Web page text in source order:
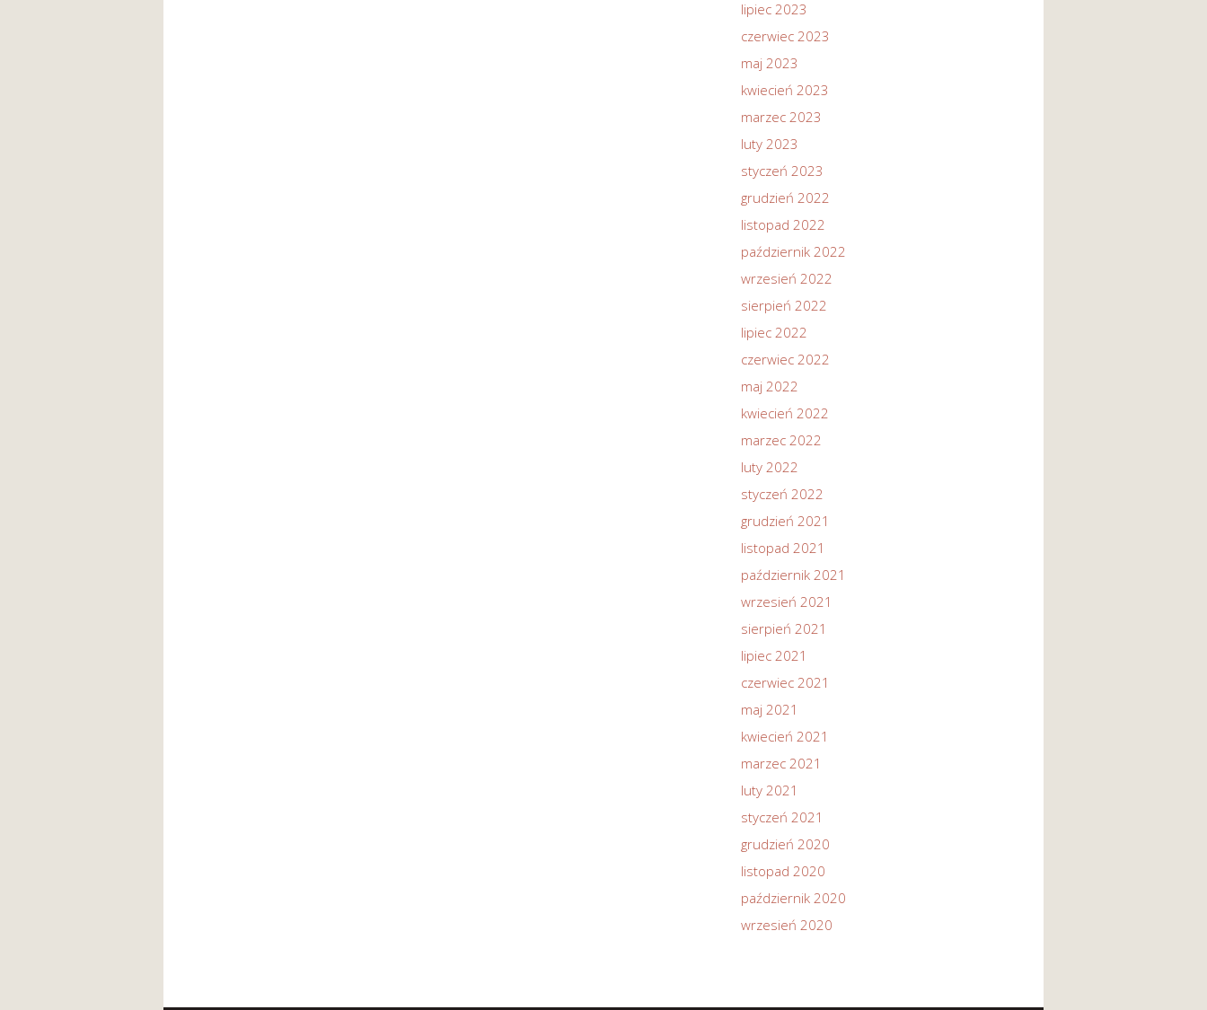
lipiec 2023
czerwiec 2023
maj 2023
kwiecień 2023
marzec 2023
luty 2023
styczeń 2023
grudzień 2022
listopad 2022
październik 2022
wrzesień 2022
sierpień 2022
lipiec 2022
czerwiec 2022
maj 2022
kwiecień 2022
marzec 2022
luty 2022
styczeń 2022
grudzień 2021
listopad 2021
październik 2021
wrzesień 2021
sierpień 2021
lipiec 2021
czerwiec 2021
maj 2021
kwiecień 2021
marzec 2021
luty 2021
styczeń 2021
grudzień 2020
listopad 2020
październik 2020
wrzesień 2020